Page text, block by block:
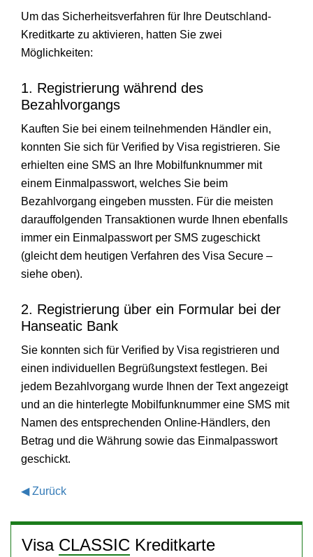
Um das Sicherheitsverfahren für Ihre Deutschland-
Kreditkarte zu aktivieren, hatten Sie zwei
Möglichkeiten:
1. Registrierung während des
Bezahlvorgangs
Kauften Sie bei einem teilnehmenden Händler ein,
konnten Sie sich für Verified by Visa registrieren. Sie
erhielten eine SMS an Ihre Mobilfunknummer mit
einem Einmalpasswort, welches Sie beim
Bezahlvorgang eingeben mussten. Für die meisten
darauffolgenden Transaktionen wurde Ihnen ebenfalls
immer ein Einmalpasswort per SMS zugeschickt
(gleicht dem heutigen Verfahren des Visa Secure –
siehe oben).
2. Registrierung über ein Formular bei der
Hanseatic Bank
Sie konnten sich für Verified by Visa registrieren und
einen individuellen Begrüßungstext festlegen. Bei
jedem Bezahlvorgang wurde Ihnen der Text angezeigt
und an die hinterlegte Mobilfunknummer eine SMS mit
Namen des entsprechenden Online-Händlers, den
Betrag und die Währung sowie das Einmalpasswort
geschickt.
◀Zurück
Visa CLASSIC Kreditkarte